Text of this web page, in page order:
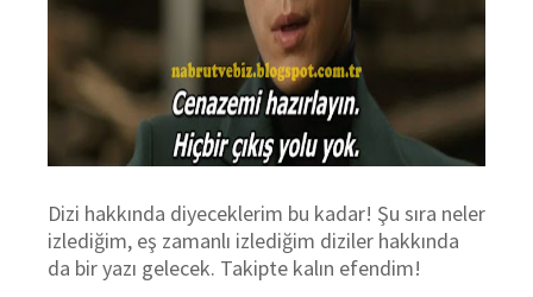
Dizi hakkında diyeceklerim bu kadar! Şu sıra neler
izlediğim, eş zamanlı izlediğim diziler hakkında
da bir yazı gelecek. Takipte kalın efendim!